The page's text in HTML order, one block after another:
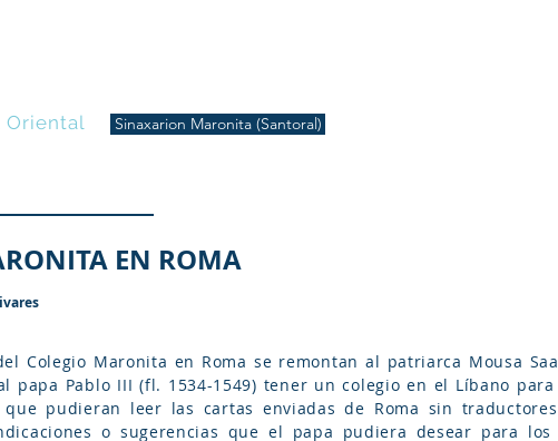
Oriental
Sinaxarion Maronita (Santoral)
EN ROMA
Colegio Maronita en Roma se remontan al patriarca Mousa
papa Pablo III (fl. 1534-1549) tener un colegio en el Líbano
pudieran leer las cartas enviadas de Roma sin
o sugerencias que el papa pudiera desear para